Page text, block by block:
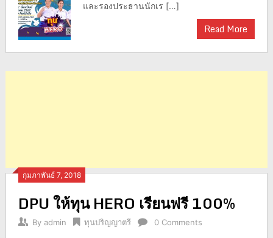
และรองประธานนักเร […]
Read More
กุมภาพันธ์ 7, 2018
DPU ให้ทุน HERO เรียนฟรี 100%
By admin ทุนปริญญาตรี 0 Comments